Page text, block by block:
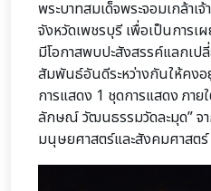
พระบาทสมเด็จพระจอมเกล้าเ
จังหวัดเพชรบุรี เพื่อเป็นการ
มีโอกาสพบปะสังสรรค์แลกเ
สัมพันธ์อันดีระหว่างกันให้คง
การแสดง 1 ชุดการแสดง ภาย
ลักษณ์ วัฒนธรรมวัดละมุด” จ
มนุษยศาสตร์และสังคมศาสตร์